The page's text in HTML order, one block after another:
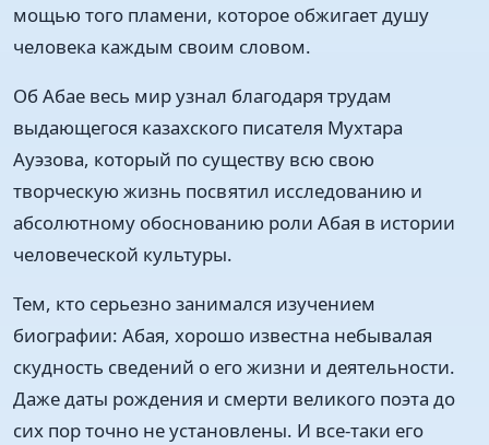
мощью того пламени, которое обжигает душу
человека каждым своим словом.
Об Абае весь мир узнал благодаря трудам
выдающегося казахского писателя Мухтара
Ауэзова, который по существу всю свою
творческую жизнь посвятил исследованию и
абсолютному обоснованию роли Абая в истории
человеческой культуры.
Тем, кто серьезно занимался изучением
биографии: Абая, хорошо известна небывалая
скудность сведений о его жизни и деятельности.
Даже даты рождения и смерти великого поэта до
сих пор точно не установлены. И все-таки его